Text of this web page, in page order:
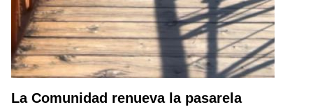
La Comunidad renueva la pasarela